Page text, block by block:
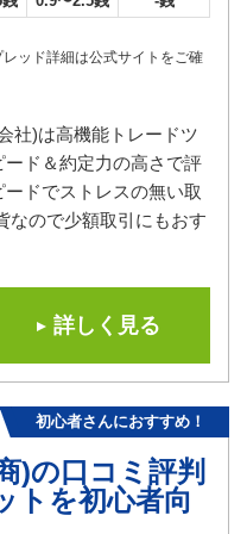
ッド詳細は公式サイトをご確
社)は高機能トレードツ
ド＆約定力の高さで評
ドでストレスの無い取
なので少額取引にもおす
詳しく見る
初心者さんにおすすめ！
)の口コミ評判
トを初心者向